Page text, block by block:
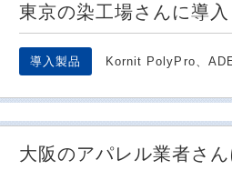
東京の染工場さんに導
導入製品 Kornit PolyPro、
大阪のアパレル業者さ